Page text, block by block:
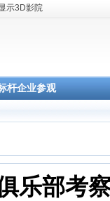
示3D影院
杆企业参观
乐部考